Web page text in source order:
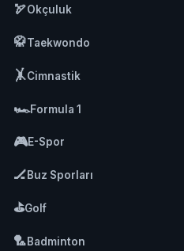
🏹Okçuluk
🥋Taekwondo
🤸Cimnastik
🏎️Formula 1
🎮E-Spor
🏒Buz Sporları
⛳Golf
🏸Badminton